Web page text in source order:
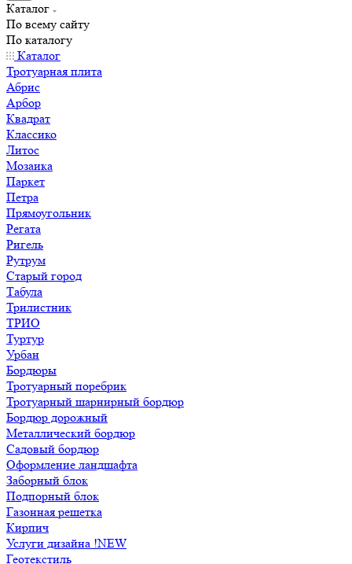
Каталог
По всему сайту
По каталогу
Каталог
Тротуарная плита
Абрис
Арбор
Квадрат
Классико
Литос
Мозаика
Паркет
Петра
Прямоугольник
Регата
Ригель
Рутрум
Старый город
Табула
Трилистник
ТРИО
Туртур
Урбан
Бордюры
Тротуарный поребрик
Тротуарный шарнирный бордюр
Бордюр дорожный
Металлический бордюр
Садовый бордюр
Оформление ландшафта
Заборный блок
Подпорный блок
Газонная решетка
Кирпич
Услуги дизайна !NEW
Геотекстиль